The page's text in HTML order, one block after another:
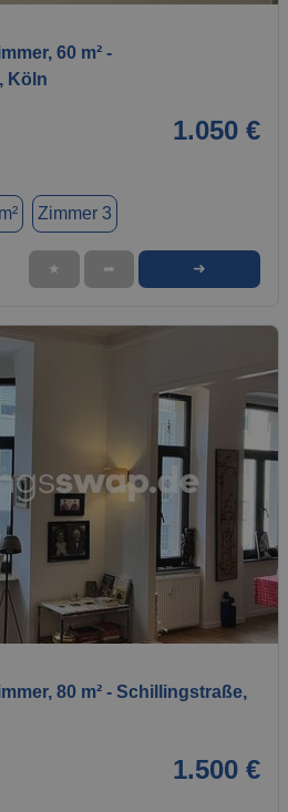
60 m² -
Köln
1.050 €
Zimmer 3
★ ➦ ➜
1 / 8
80 m² - Schillingstraße,
1.500 €